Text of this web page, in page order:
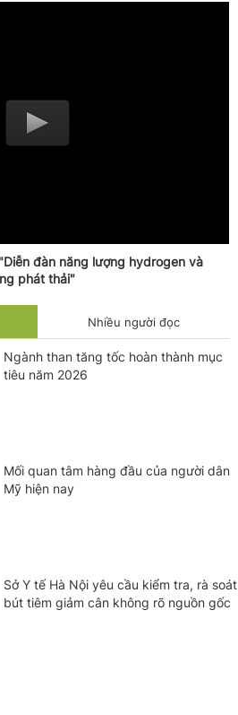
đàn năng lượng hydrogen và
phát thải"
Nhiều người đọc
Ngành than tăng tốc hoàn thành mục
tiêu năm 2026
Mối quan tâm hàng đầu của người dân
Mỹ hiện nay
Sở Y tế Hà Nội yêu cầu kiểm tra, rà soát
bút tiêm giảm cân không rõ nguồn gốc